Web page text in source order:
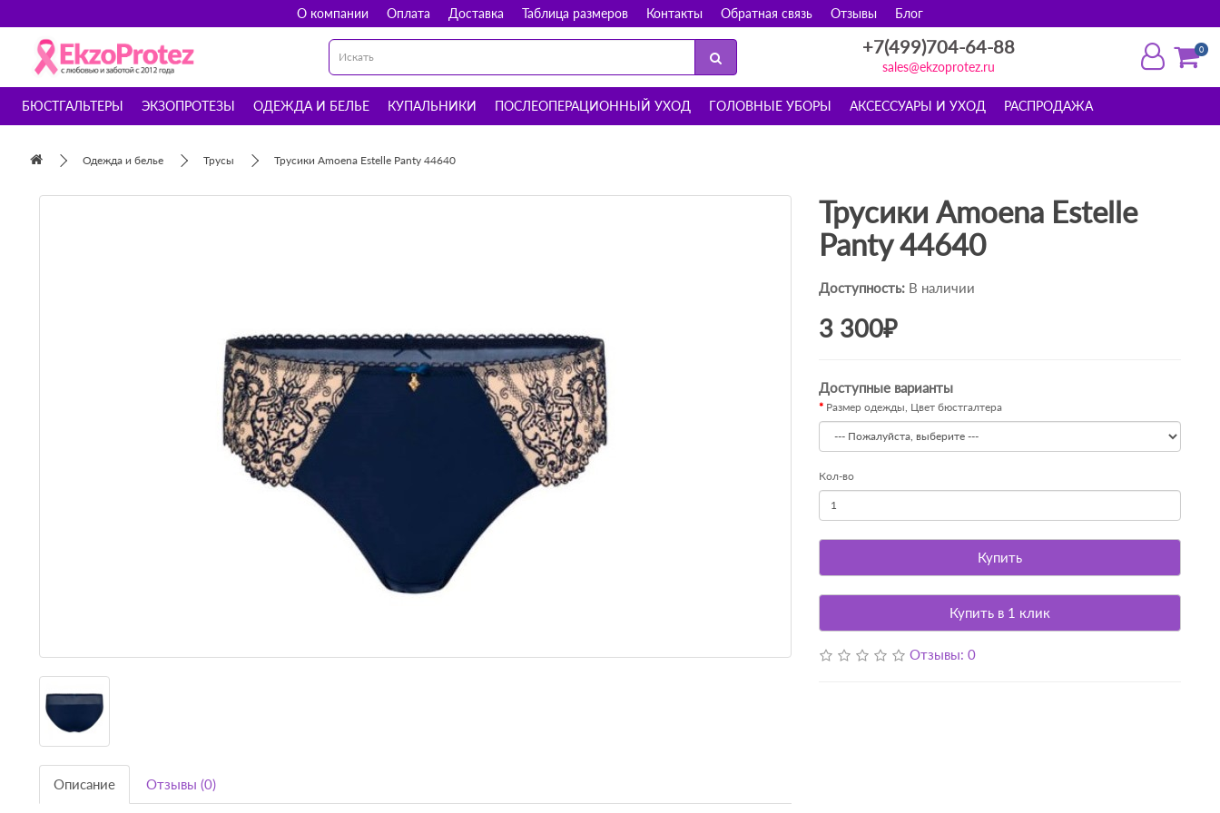
О компании Оплата Доставка Таблица размеров Контакты Обратная связь Отзывы Блог
+7(499)704-64-88
sales@ekzoprotez.ru
0
БЮСТГАЛЬТЕРЫ ЭКЗОПРОТЕЗЫ ОДЕЖДА И БЕЛЬЕ КУПАЛЬНИКИ ПОСЛЕОПЕРАЦИОННЫЙ УХОД ГОЛОВНЫЕ УБОРЫ АКСЕССУАРЫ И УХОД РАСПРОДАЖА
Одежда и белье Трусы Трусики Amoena Estelle Panty 44640
Описание Отзывы (0)
Трусики Amoena Estelle
Panty 44640
Доступность:В наличии
3 300₽
Доступные варианты
Размер одежды, Цвет бюстгалтера
Кол-во
Купить
Купить в 1 клик
Отзывы: 0